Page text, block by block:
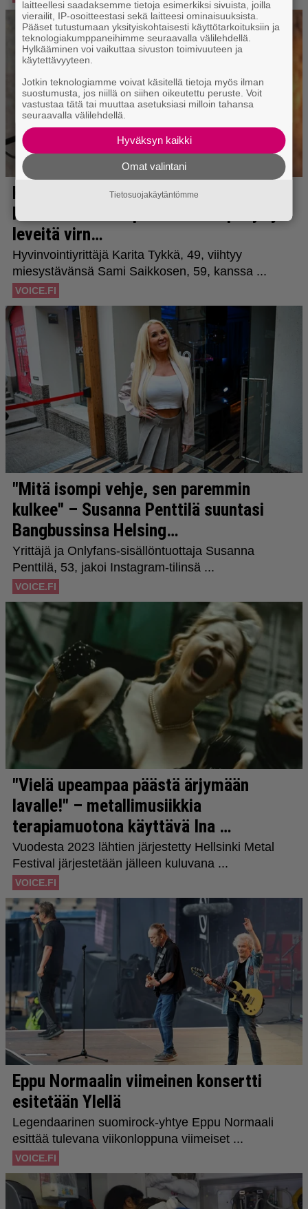
laitteellesi saadaksemme tietoja esimerkiksi sivuista, joilla
vierailit, IP-osoitteestasi sekä laitteesi ominaisuuksista.
Pääset tutustumaan yksityiskohtaisesti käyttötarkoituksiin ja
teknologiakumppaneihimme seuraavalla välilehdellä.
Hylkääminen voi vaikuttaa sivuston toimivuuteen ja
käytettävyyteen.
Jotkin teknologiamme voivat käsitellä tietoja myös ilman
suostumusta, jos niillä on siihen oikeutettu peruste. Voit
vastustaa tätä tai muuttaa asetuksiasi milloin tahansa
seuraavalla välilehdellä.
Hyväksyn kaikki
Omat valintani
Tietosuojakäytäntömme